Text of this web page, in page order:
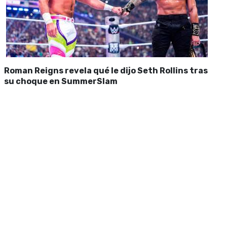
Roman Reigns revela qué le dijo Seth Rollins tras
su choque en SummerSlam